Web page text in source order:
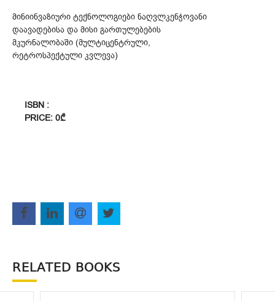
მინიინვაზიური ტექნოლოგიები ნაღვლკენჭოვანი
დაავადებისა და მისი გართულებების
მკურნალობაში (მულტიცენტრული,
რეტროსპექტული კვლევა)
ISBN :
PRICE: 0₾
RELATED BOOKS